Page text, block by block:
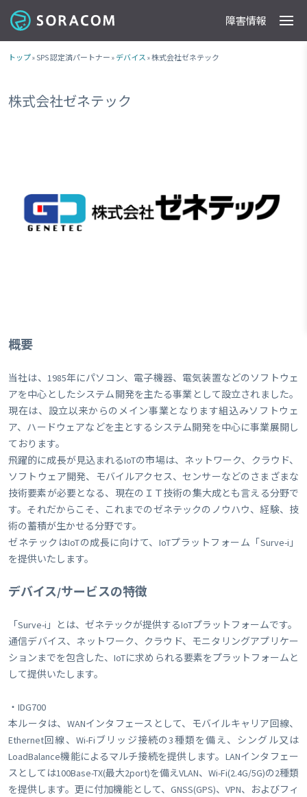
製品
事例
料金
ドキュメント
導入支援
IoTストア
最新情報 障害情報
トップ» SPS 認定済パートナー » デバイス » 株式会社ゼネテック
株式会社ゼネテック
概要
当社は、1985年にパソコン、電子機器、電気装置などのソフトウェ
アを中心としたシステム開発を主たる事業として設立されました。
現在は、設立以来からのメイン事業となります組込みソフトウェ
ア、ハードウェアなどを主とするシステム開発を中心に事業展開し
ております。
飛躍的に成長が見込まれるIoTの市場は、ネットワーク、クラウド、
ソフトウェア開発、モバイルアクセス、センサーなどのさまざまな
技術要素が必要となる、現在のＩＴ技術の集大成とも言える分野で
す。それだからこそ、これまでのゼネテックのノウハウ、経験、技
術の蓄積が生かせる分野です。
ゼネテックはIoTの成長に向けて、IoTプラットフォーム「Surve-i」
を提供いたします。
デバイス/サービスの特徴
「Surve-i」とは、ゼネテックが提供するIoTプラットフォームです。
通信デバイス、ネットワーク、クラウド、モニタリングアプリケー
ションまでを包含した、IoTに求められる要素をプラットフォームと
して提供いたします。
・IDG700
本ルータは、WANインタフェースとして、モバイルキャリア回線、
Ethernet回線、Wi-Fiブリッジ接続の3種類を備え、シングル又は
LoadBalance機能によるマルチ接続を提供します。LANインタフェー
スとしては100Base-TX(最大2port)を備えVLAN、Wi-Fi(2.4G/5G)の2種類
を提供します。更に付加機能として、GNSS(GPS)、VPN、およびフィ